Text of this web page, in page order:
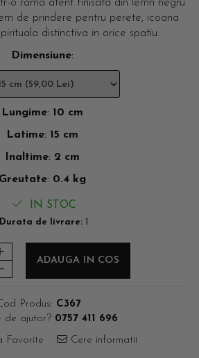
o rama atent finisata din lemn negru
de prindere pentru perete, icoana
distinctiva in orice spatiu.
Dimensiune:
Lungime: 10 cm
Latime: 15 cm
Inaltime: 2 cm
Greutate: 0.4 kg
IN STOC
Durata de livrare: 1
ADAUGA IN COS
Produs: C367
de ajutor? 0757 411 696
Favorite Cere informatii